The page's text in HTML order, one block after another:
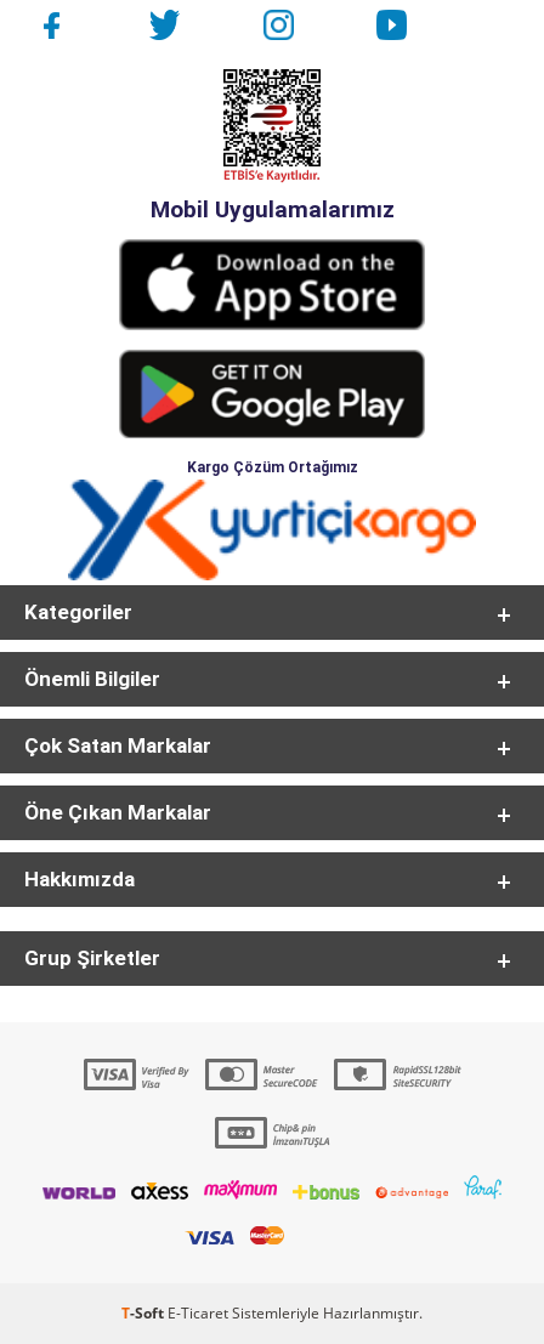
Mobil Uygulamalarımız
Kargo Çözüm Ortağımız
Kategoriler
Önemli Bilgiler
Çok Satan Markalar
Öne Çıkan Markalar
Hakkımızda
Grup Şirketler
T-Soft E-TicaretSistemleriyle Hazırlanmıştır.